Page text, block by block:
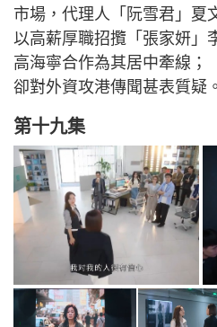
市場，代理人「阮雪君」夏
以高薪厚職招攬「張家妍」
高海寧合作為其居中牽線；
卻對外資攻港傳聞甚表質疑。
第十九集